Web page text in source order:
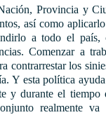
Provincia y
así como
a todo el país,
Comenzar a
contrarrestar los
Y esta política
y durante el tiempo
realmente va